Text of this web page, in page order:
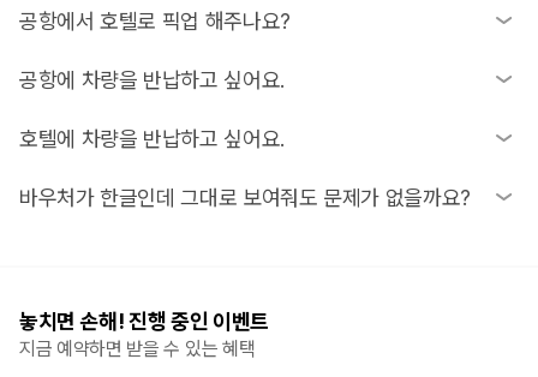
결제 전 정책을 꼭 읽어보셔야 해요.
많은 업체가 차량 반납 후에 공항이나 투숙하시는 호텔까지 무료
공항에서 호텔로 픽업 해주나요?
픽업/드롭 서비스는 렌트카 인수를 위한 과정으로 제공돼요. 공항
고, 사무실에서 차량을 인수한 뒤 직접 운전해서 호텔로 이동하시
공항에 차량을 반납하고 싶어요.
네, 일부 업체는 공항 주차장에 직접 차량을 반납하는 편리한 서
에 있어 대여와 반납이 아주 편리하다는 후기가 많아요.
호텔에 차량을 반납하고 싶어요.
호텔 반납 서비스는 업체별 정책에 따라 달라지며 흔하지는 않아
바우처가 한글인데 그대로 보여줘도 문제가 없을까요?
면 바로 예약 확인이 가능해요.
놓치면 손해! 진행 중인 이벤트
지금 예약하면 받을 수 있는 혜택